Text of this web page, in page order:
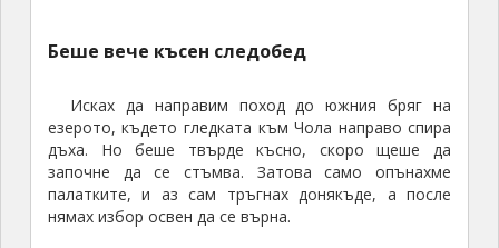
Беше вече късен следобед
Исках да направим поход до южния бряг на
езерото, където гледката към Чола направо спира
дъха. Но беше твърде късно, скоро щеше да
започне да се стъмва. Затова само опънахме
палатките, и аз сам тръгнах донякъде, а после
нямах избор освен да се върна.